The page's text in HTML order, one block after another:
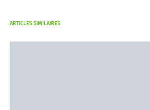
ARTICLES SIMILAIRES